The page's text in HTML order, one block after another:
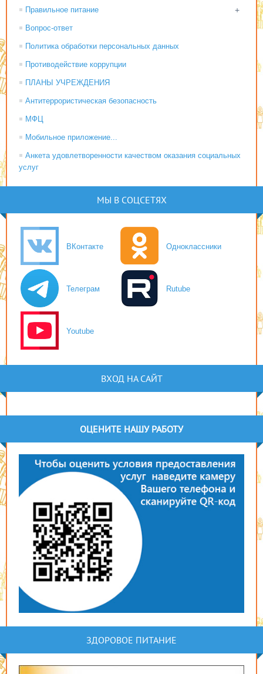
+
Правильное питание
Вопрос-ответ
Политика обработки персональных данных
Противодействие коррупции
ПЛАНЫ УЧРЕЖДЕНИЯ
Антитеррористическая безопасность
МФЦ
Мобильное приложение...
Анкета удовлетворенности качеством оказания социальных
услуг
МЫ В СОЦСЕТЯХ
ВКонтакте Одноклассники
Телеграм Rutube
Youtube
ВХОД НА САЙТ
ОЦЕНИТЕ НАШУ РАБОТУ
ЗДОРОВОЕ ПИТАНИЕ